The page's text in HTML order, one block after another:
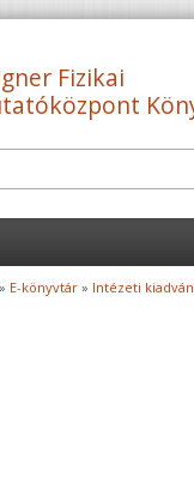
Fizikai
» E-könyvtár » Intézeti